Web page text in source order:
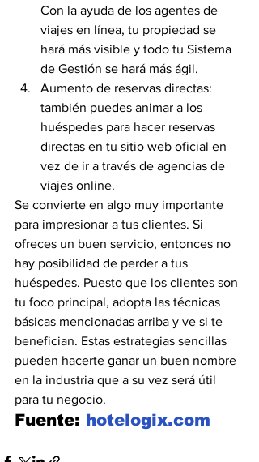
Con la ayuda de los agentes de
viajes en línea, tu propiedad se
hará más visible y todo tu Sistema
de Gestión se hará más ágil.
Aumento de reservas directas:
también puedes animar a los
huéspedes para hacer reservas
directas en tu sitio web oficial en
vez de ir a través de agencias de
viajes online.
Se convierte en algo muy importante
para impresionar a tus clientes. Si
ofreces un buen servicio, entonces no
hay posibilidad de perder a tus
huéspedes. Puesto que los clientes son
tu foco principal, adopta las técnicas
básicas mencionadas arriba y ve si te
benefician. Estas estrategias sencillas
pueden hacerte ganar un buen nombre
en la industria que a su vez será útil
para tu negocio.
Fuente: hotelogix.com